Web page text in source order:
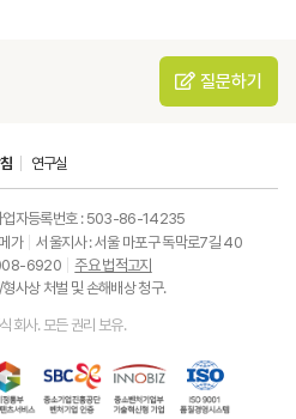
질문하기
연구실
업자등록번호 : 503-86-14235
가
서울지사 : 서울 마포구 독막로7길 40
6920
주요 법적고지
사상 처벌 및 손해배상 청구.
사. 모든 권리 보유.
중
소
기
업
중
소
벤
처
ISO9001
경